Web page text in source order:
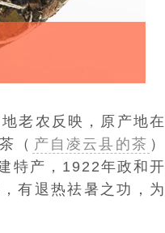
老农 反映，原产地在
（ 产自凌云县的茶 ）
特产，1922年政和开
有退热祛暑之功，为